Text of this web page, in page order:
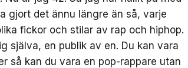
gjort det ännu längre än så, varje
fickor och stilar av rap och hiphop.
själva, en publik av en. Du kan vara
så kan du vara en pop-rappare utan